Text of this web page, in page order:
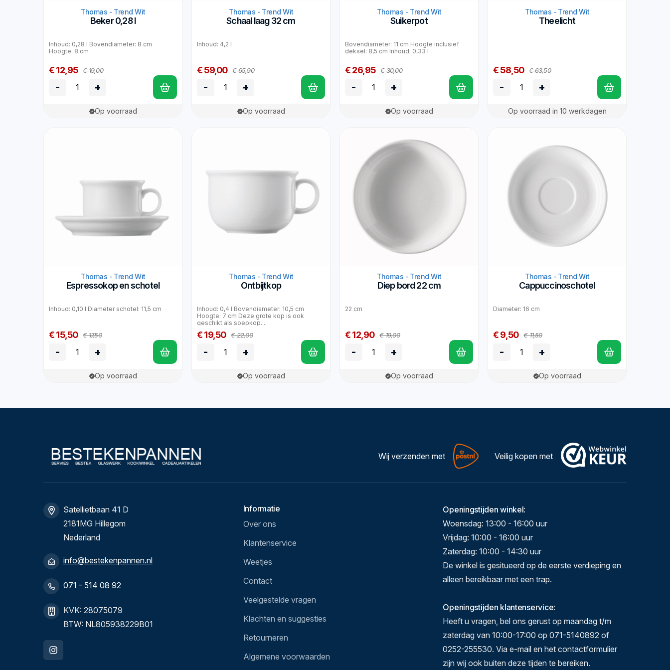
Thomas - Trend Wit
Beker 0,28 l
Inhoud: 0,28 l Bovendiameter: 8 cm
Hoogte: 8 cm
€ 12,95 € 19,00
- +
Op voorraad
Thomas - Trend Wit
Schaal laag 32 cm
Inhoud: 4,2 l
€ 59,00 € 65,90
- +
Op voorraad
Thomas - Trend Wit
Suikerpot
Bovendiameter: 11 cm Hoogte inclusief
deksel: 8,5 cm Inhoud: 0,33 l
€ 26,95 € 30,00
- +
Op voorraad
Thomas - Trend Wit
Theelicht
€ 58,50 € 63,50
- +
Op voorraad in 10 werkdagen
Thomas - Trend Wit
Espressokop en schotel
Inhoud: 0,10 l Diameter schotel: 11,5 cm
€ 15,50 € 17,50
- +
Op voorraad
Thomas - Trend Wit
Ontbijtkop
Inhoud: 0,4 l Bovendiameter: 10,5 cm
Hoogte: 7 cm Deze grote kop is ook
geschikt als soepkop....
€ 19,50 € 22,00
- +
Op voorraad
Thomas - Trend Wit
Diep bord 22 cm
22 cm
€ 12,90 € 19,00
- +
Op voorraad
Thomas - Trend Wit
Cappuccinoschotel
Diameter: 16 cm
€ 9,50 € 11,50
- +
Op voorraad
Wij verzenden met Veilig kopen met
Satellietbaan 41 D
2181MG Hillegom
Nederland
info@bestekenpannen.nl
071 - 514 08 92
KVK: 28075079
BTW: NL805938229B01
Informatie
Over ons
Klantenservice
Weetjes
Contact
Veelgestelde vragen
Klachten en suggesties
Retourneren
Algemene voorwaarden
Openingstijden winkel:
Woensdag: 13:00 - 16:00 uur
Vrijdag: 10:00 - 16:00 uur
Zaterdag: 10:00 - 14:30 uur
De winkel is gesitueerd op de eerste verdieping en
alleen bereikbaar met een trap.
Openingstijden klantenservice:
Heeft u vragen, bel ons gerust op maandag t/m
zaterdag van 10:00-17:00 op 071-5140892 of
0252-255530. Via e-mail en het contactformulier
zijn wij ook buiten deze tijden te bereiken.